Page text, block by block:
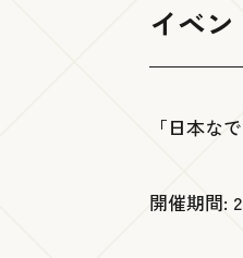
イベ
「日本な
開催期間: